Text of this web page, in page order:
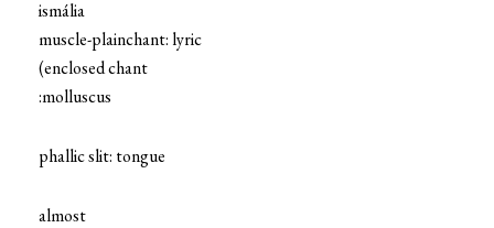
ismália
muscle-plainchant: lyric
(enclosed chant
:molluscus
phallic slit: tongue
almost